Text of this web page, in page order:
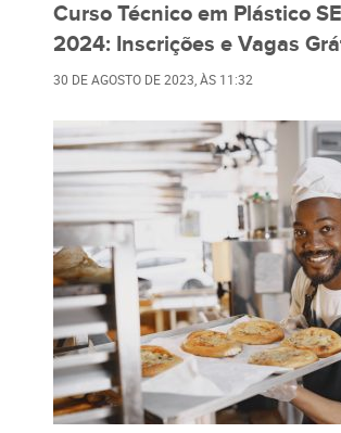
Curso Técnico em Plástico
2024: Inscrições e Vagas
30 DE AGOSTO DE 2023, ÀS 11:32